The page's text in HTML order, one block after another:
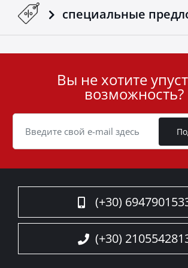
специальные
Cookie
Вы не хотите
возможность?
(+30)
(+30)